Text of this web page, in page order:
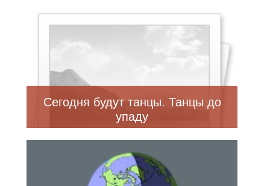
Сегодня будут танцы. Танцы до
упаду